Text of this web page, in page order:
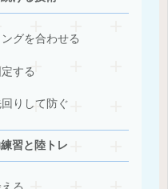
グを合わせる
する
りして防ぐ
習と陸トレ